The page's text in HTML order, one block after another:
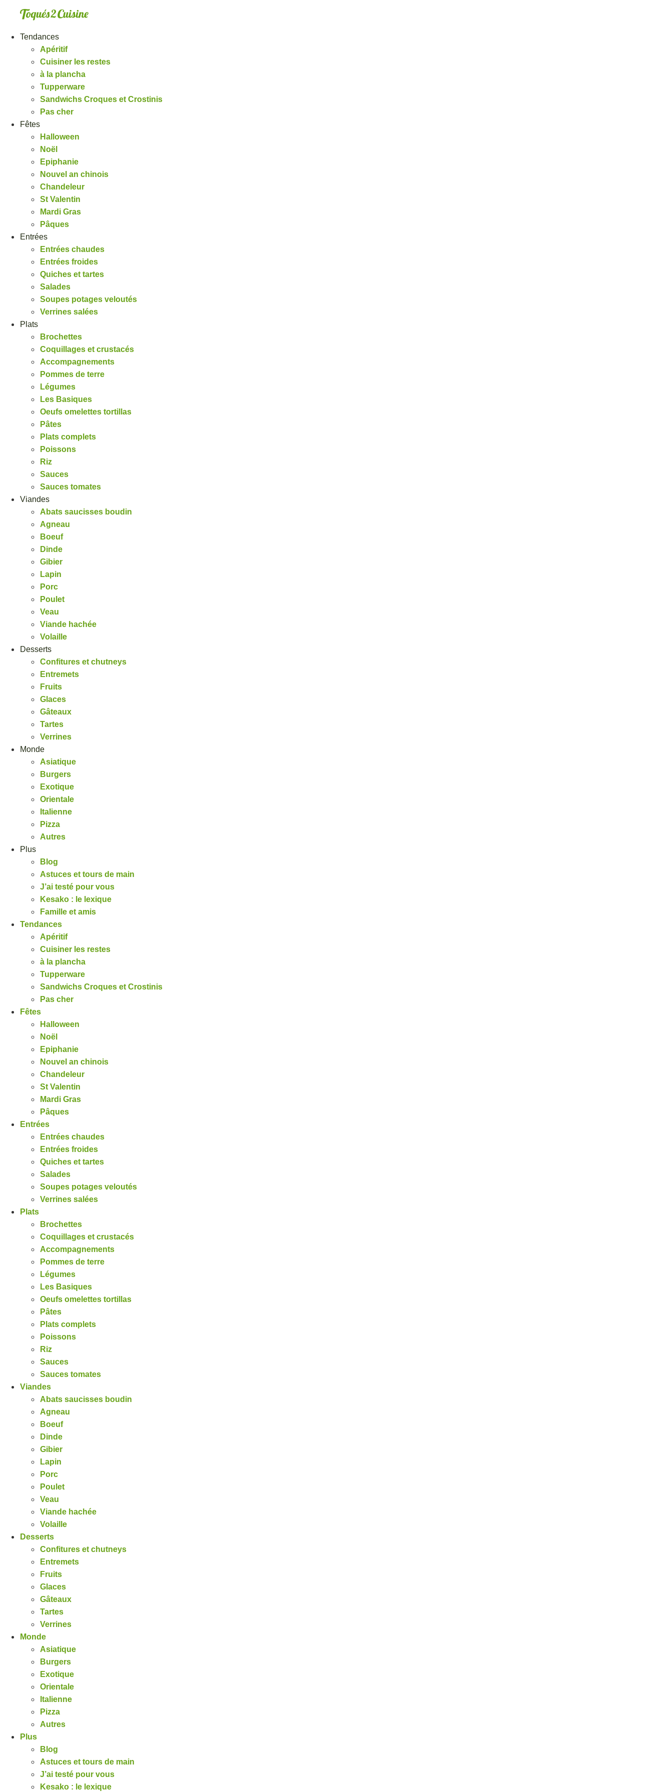
Tendances
Apéritif
Cuisiner les restes
à la plancha
Tupperware
Sandwichs Croques et Crostinis
Pas cher
Fêtes
Halloween
Noël
Epiphanie
Nouvel an chinois
Chandeleur
St Valentin
Mardi Gras
Pâques
Entrées
Entrées chaudes
Entrées froides
Quiches et tartes
Salades
Soupes potages veloutés
Verrines salées
Plats
Brochettes
Coquillages et crustacés
Accompagnements
Pommes de terre
Légumes
Les Basiques
Oeufs omelettes tortillas
Pâtes
Plats complets
Poissons
Riz
Sauces
Sauces tomates
Viandes
Abats saucisses boudin
Agneau
Boeuf
Dinde
Gibier
Lapin
Porc
Poulet
Veau
Viande hachée
Volaille
Desserts
Confitures et chutneys
Entremets
Fruits
Glaces
Gâteaux
Tartes
Verrines
Monde
Asiatique
Burgers
Exotique
Orientale
Italienne
Pizza
Autres
Plus
Blog
Astuces et tours de main
J’ai testé pour vous
Kesako : le lexique
Famille et amis
Tendances
Apéritif
Cuisiner les restes
à la plancha
Tupperware
Sandwichs Croques et Crostinis
Pas cher
Fêtes
Halloween
Noël
Epiphanie
Nouvel an chinois
Chandeleur
St Valentin
Mardi Gras
Pâques
Entrées
Entrées chaudes
Entrées froides
Quiches et tartes
Salades
Soupes potages veloutés
Verrines salées
Plats
Brochettes
Coquillages et crustacés
Accompagnements
Pommes de terre
Légumes
Les Basiques
Oeufs omelettes tortillas
Pâtes
Plats complets
Poissons
Riz
Sauces
Sauces tomates
Viandes
Abats saucisses boudin
Agneau
Boeuf
Dinde
Gibier
Lapin
Porc
Poulet
Veau
Viande hachée
Volaille
Desserts
Confitures et chutneys
Entremets
Fruits
Glaces
Gâteaux
Tartes
Verrines
Monde
Asiatique
Burgers
Exotique
Orientale
Italienne
Pizza
Autres
Plus
Blog
Astuces et tours de main
J’ai testé pour vous
Kesako : le lexique